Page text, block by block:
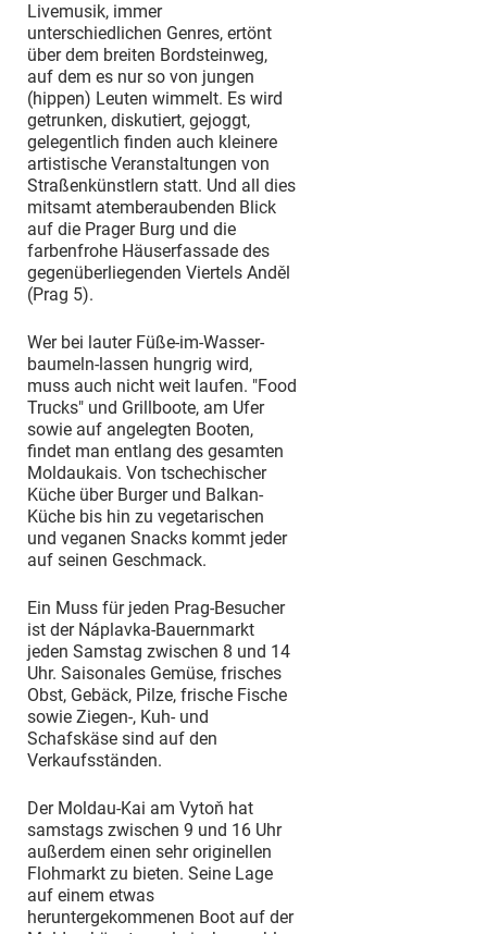
Livemusik, immer
unterschiedlichen Genres, ertönt
über dem breiten Bordsteinweg,
auf dem es nur so von jungen
(hippen) Leuten wimmelt. Es wird
getrunken, diskutiert, gejoggt,
gelegentlich finden auch kleinere
artistische Veranstaltungen von
Straßenkünstlern statt. Und all dies
mitsamt atemberaubenden Blick
auf die Prager Burg und die
farbenfrohe Häuserfassade des
gegenüberliegenden Viertels Anděl
(Prag 5).
Wer bei lauter Füße-im-Wasser-
baumeln-lassen hungrig wird,
muss auch nicht weit laufen. "Food
Trucks" und Grillboote, am Ufer
sowie auf angelegten Booten,
findet man entlang des gesamten
Moldaukais. Von tschechischer
Küche über Burger und Balkan-
Küche bis hin zu vegetarischen
und veganen Snacks kommt jeder
auf seinen Geschmack.
Ein Muss für jeden Prag-Besucher
ist der Náplavka-Bauernmarkt
jeden Samstag zwischen 8 und 14
Uhr. Saisonales Gemüse, frisches
Obst, Gebäck, Pilze, frische Fische
sowie Ziegen-, Kuh- und
Schafskäse sind auf den
Verkaufsständen.
Der Moldau-Kai am Vytoň hat
samstags zwischen 9 und 16 Uhr
außerdem einen sehr originellen
Flohmarkt zu bieten. Seine Lage
auf einem etwas
heruntergekommenen Boot auf der